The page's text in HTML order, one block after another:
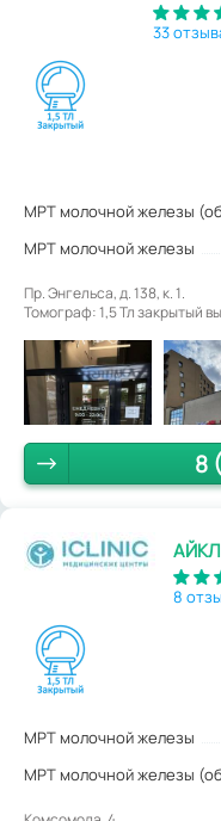
33
МРТ молочной железы
МРТ молочной железы
Пр. Энгельса, д. 138, к. 1.
Томограф: 1,5 Тл закрытый
8
8
МРТ молочной железы
МРТ молочной железы